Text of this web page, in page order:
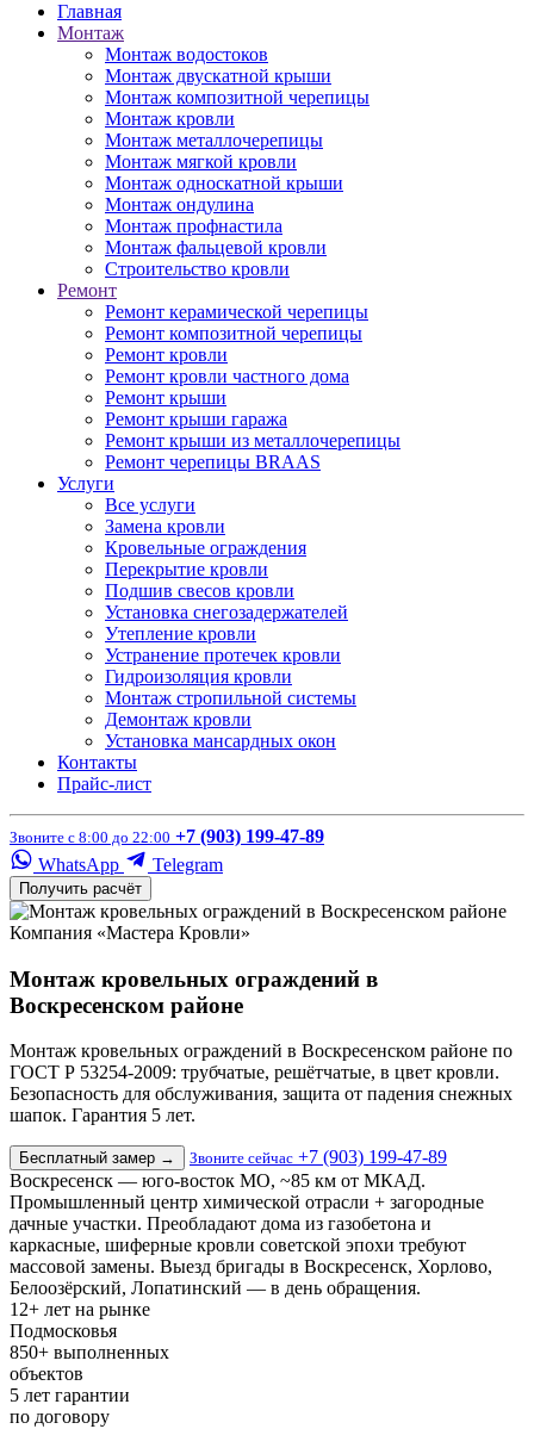
Главная
Монтаж
Монтаж водостоков
Монтаж двускатной крыши
Монтаж композитной черепицы
Монтаж кровли
Монтаж металлочерепицы
Монтаж мягкой кровли
Монтаж односкатной крыши
Монтаж ондулина
Монтаж профнастила
Монтаж фальцевой кровли
Строительство кровли
Ремонт
Ремонт керамической черепицы
Ремонт композитной черепицы
Ремонт кровли
Ремонт кровли частного дома
Ремонт крыши
Ремонт крыши гаража
Ремонт крыши из металлочерепицы
Ремонт черепицы BRAAS
Услуги
Все услуги
Замена кровли
Кровельные ограждения
Перекрытие кровли
Подшив свесов кровли
Установка снегозадержателей
Утепление кровли
Устранение протечек кровли
Гидроизоляция кровли
Монтаж стропильной системы
Демонтаж кровли
Установка мансардных окон
Контакты
Прайс-лист
Звоните с 8:00 до 22:00 +7 (903) 199-47-89
WhatsApp
Telegram
Получить расчёт
Компания «Мастера Кровли»
Монтаж кровельных ограждений в
Воскресенском районе
Монтаж кровельных ограждений в Воскресенском районе по
ГОСТ Р 53254-2009: трубчатые, решётчатые, в цвет кровли.
Безопасность для обслуживания, защита от падения снежных
шапок. Гарантия 5 лет.
Бесплатный замер → Звоните сейчас +7 (903) 199-47-89
Воскресенск — юго-восток МО, ~85 км от МКАД.
Промышленный центр химической отрасли + загородные
дачные участки. Преобладают дома из газобетона и
каркасные, шиферные кровли советской эпохи требуют
массовой замены. Выезд бригады в Воскресенск, Хорлово,
Белоозёрский, Лопатинский — в день обращения.
12+ лет на рынке
Подмосковья
850+ выполненных
объектов
5 лет гарантии
по договору